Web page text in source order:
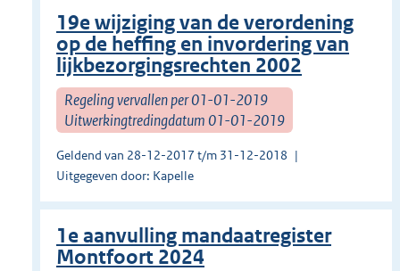
19e wijziging van de verordening
op de heffing en invordering van
lijkbezorgingsrechten 2002
Regeling vervallen per 01-01-2019
Uitwerkingtredingdatum 01-01-2019
Geldend van 28-12-2017 t/m 31-12-2018
Uitgegeven door: Kapelle
1e aanvulling mandaatregister
Montfoort 2024